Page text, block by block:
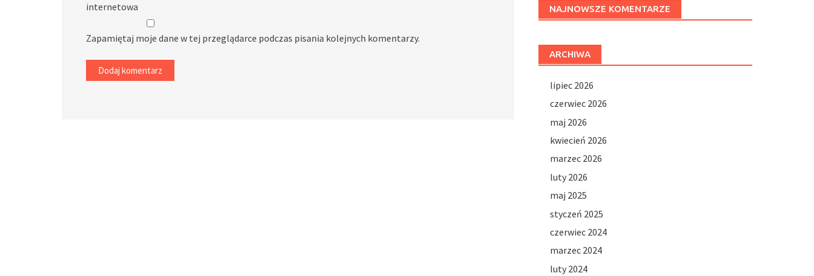
internetowa
Zapamiętaj moje dane w tej przeglądarce podczas pisania kolejnych komentarzy.
NAJNOWSZE KOMENTARZE
ARCHIWA
lipiec 2026
czerwiec 2026
maj 2026
kwiecień 2026
marzec 2026
luty 2026
maj 2025
styczeń 2025
czerwiec 2024
marzec 2024
luty 2024